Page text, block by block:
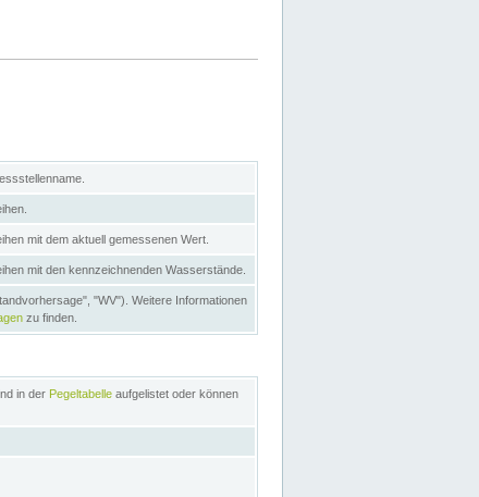
mit dem aktuell gemessenen Wert.
mit den kennzeichnenden Wasserstände.
"WV"). Weitere Informationen
zu finden.
in der Pegeltabelle aufgelistet oder können